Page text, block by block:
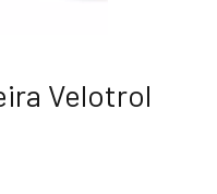
Velotrol